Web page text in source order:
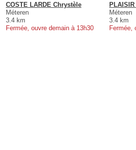
COSTE LARDE Chrystèle
Méteren
3.4 km
Fermée, ouvre demain à 13h30
Méteren
3.4 km
Fermée,